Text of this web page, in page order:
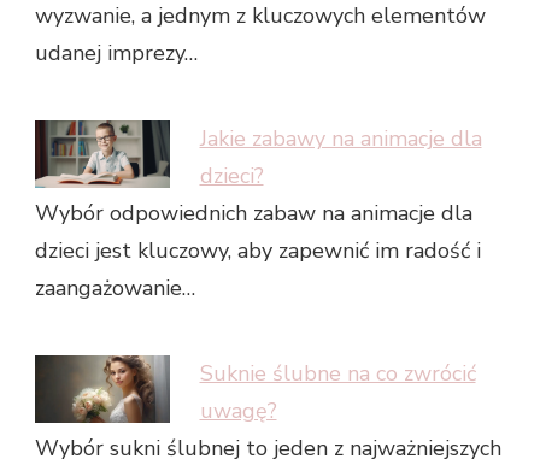
wyzwanie, a jednym z kluczowych elementów
udanej imprezy…
Jakie zabawy na animacje dla
dzieci?
Wybór odpowiednich zabaw na animacje dla
dzieci jest kluczowy, aby zapewnić im radość i
zaangażowanie…
Suknie ślubne na co zwrócić
uwagę?
Wybór sukni ślubnej to jeden z najważniejszych